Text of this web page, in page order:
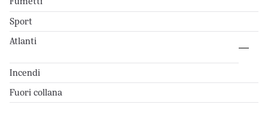
Sport
Atlanti
Incendi
Fuori collana